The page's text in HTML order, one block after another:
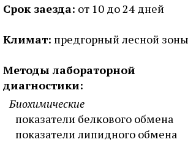
Срок заезда: от 10 до 24 дней
Климат: предгорный лесной зоны
Методы лабораторной
диагностики:
Биохимические
показатели белкового обмена
показатели липидного обмена